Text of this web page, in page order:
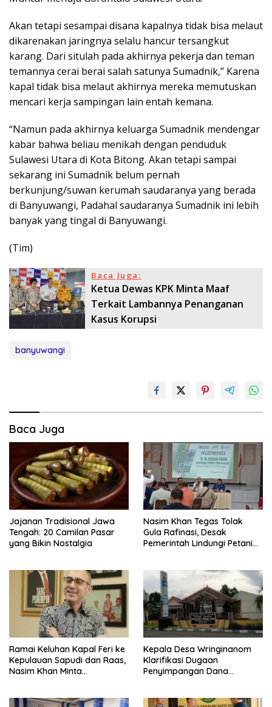
Akan tetapi sesampai disana kapalnya tidak bisa melaut
dikarenakan jaringnya selalu hancur tersangkut
karang. Dari situlah pada akhirnya pekerja dan teman
temannya cerai berai salah satunya Sumadnik,” Karena
kapal tidak bisa melaut akhirnya mereka memutuskan
mencari kerja sampingan lain entah kemana.
“Namun pada akhirnya keluarga Sumadnik mendengar
kabar bahwa beliau menikah dengan penduduk
Sulawesi Utara di Kota Bitong. Akan tetapi sampai
sekarang ini Sumadnik belum pernah
berkunjung/suwan kerumah saudaranya yang berada
di Banyuwangi, Padahal saudaranya Sumadnik ini lebih
banyak yang tingal di Banyuwangi.
(Tim)
Baca Juga:
Ketua Dewas KPK Minta Maaf
Terkait Lambannya Penanganan
Kasus Korupsi
banyuwangi
Baca Juga
Jajanan Tradisional Jawa
Tengah: 20 Camilan Pasar
yang Bikin Nostalgia
Nasim Khan Tegas Tolak
Gula Rafinasi, Desak
Pemerintah Lindungi Petani
Ramai Keluhan Kapal Feri ke
Kepulauan Sapudi dan Raas,
Nasim Khan Minta
Kepala Desa Wringinanom
Klarifikasi Dugaan
Penyimpangan Dana